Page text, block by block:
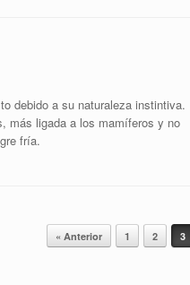
debido a su naturaleza instintiva.
más ligada a los mamíferos y no
fría.
« Anterior 1 2 3